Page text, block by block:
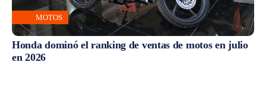
MOTOS
Honda dominó el ranking de ventas de motos en julio
en 2026